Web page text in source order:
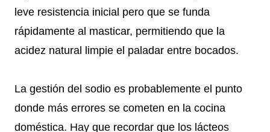
leve resistencia inicial pero que se funda
rápidamente al masticar, permitiendo que la
acidez natural limpie el paladar entre bocados.
La gestión del sodio es probablemente el punto
donde más errores se cometen en la cocina
doméstica. Hay que recordar que los lácteos